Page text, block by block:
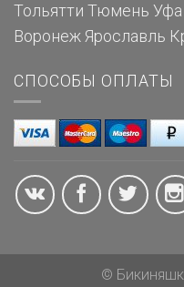
Тольятти Тюмень Уфа
Воронеж Ярославль
СПОСОБЫ ОПЛАТЫ
©